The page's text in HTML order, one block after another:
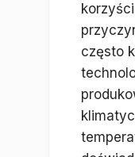
często